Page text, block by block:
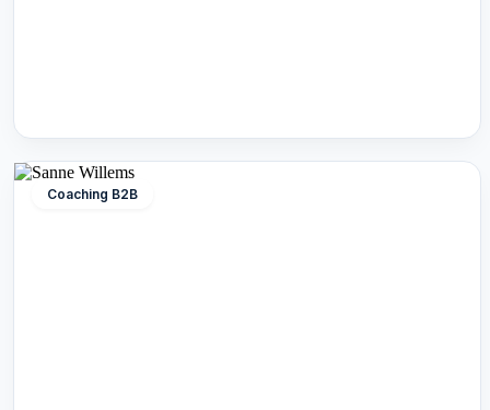
Coaching B2B